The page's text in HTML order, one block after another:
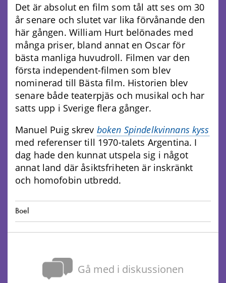
Det är absolut en film som tål att ses om 30
år senare och slutet var lika förvånande den
här gången. William Hurt belönades med
många priser, bland annat en Oscar för
bästa manliga huvudroll. Filmen var den
första independent-filmen som blev
nominerad till Bästa film. Historien blev
senare både teaterpjäs och musikal och har
satts upp i Sverige flera gånger.
Manuel Puig skrev boken Spindelkvinnans kyss
med referenser till 1970-talets Argentina. I
dag hade den kunnat utspela sig i något
annat land där åsiktsfriheten är inskränkt
och homofobin utbredd.
Boel
Gå med i diskussionen